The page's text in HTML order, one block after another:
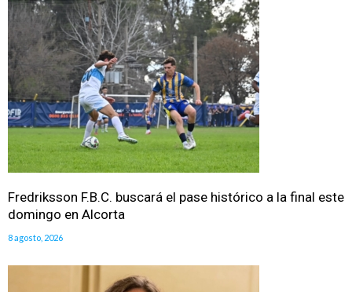
Fredriksson F.B.C. buscará el pase histórico a la final este
domingo en Alcorta
8 agosto, 2026